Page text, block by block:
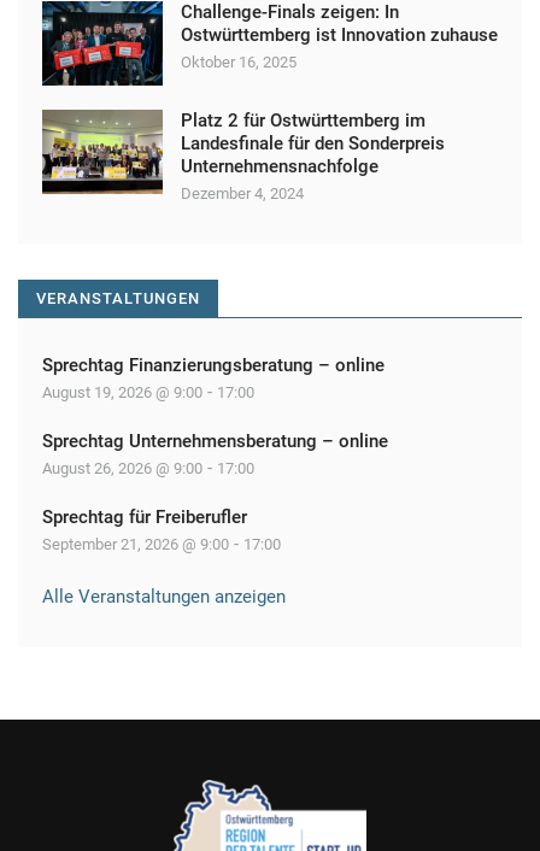
Challenge-Finals zeigen: In
Ostwürttemberg ist Innovation zuhause
Oktober 16, 2025
Platz 2 für Ostwürttemberg im
Landesfinale für den Sonderpreis
Unternehmensnachfolge
Dezember 4, 2024
VERANSTALTUNGEN
Sprechtag Finanzierungsberatung – online
August 19, 2026 @ 9:00 - 17:00
Sprechtag Unternehmensberatung – online
August 26, 2026 @ 9:00 - 17:00
Sprechtag für Freiberufler
September 21, 2026 @ 9:00 - 17:00
Alle Veranstaltungen anzeigen